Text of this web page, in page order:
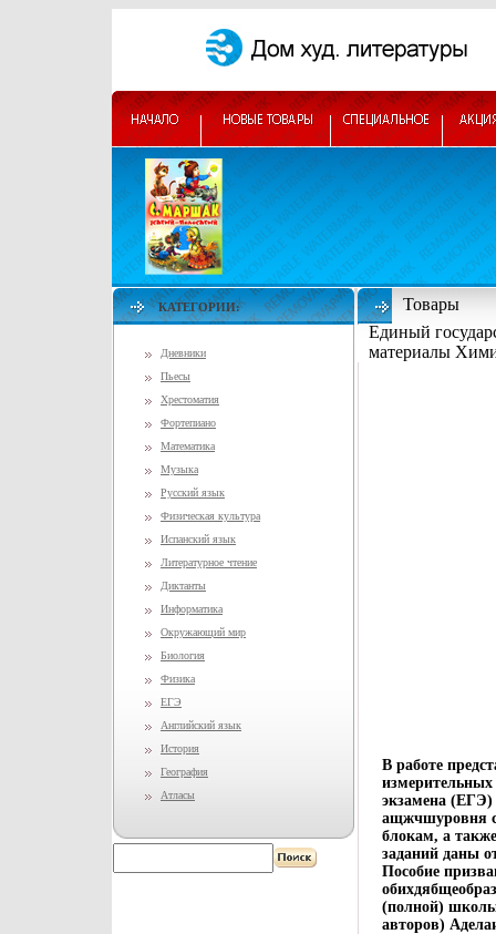
КАТЕГОРИИ:
Дневники
Пьесы
Хрестоматия
Фортепиано
Математика
Музыка
Русский язык
Физическая культура
Испанский язык
Литературное чтение
Диктанты
Информатика
Окружающий мир
Биология
Физика
ЕГЭ
Английский язык
История
География
Атласы
Товары
Единый
материалы
В работе
экзамена (ЕГЭ)
ащжчшуровня
блокам, а
заданий даны
Пособие
(полной) школы
авторов)